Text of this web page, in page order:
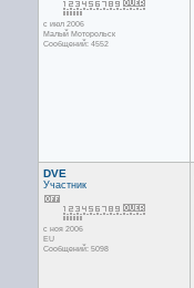
с июл 2006
Малый Моторольск
Сообщений: 4552
DVE
Участник
с ноя 2006
EU
Сообщений: 5098